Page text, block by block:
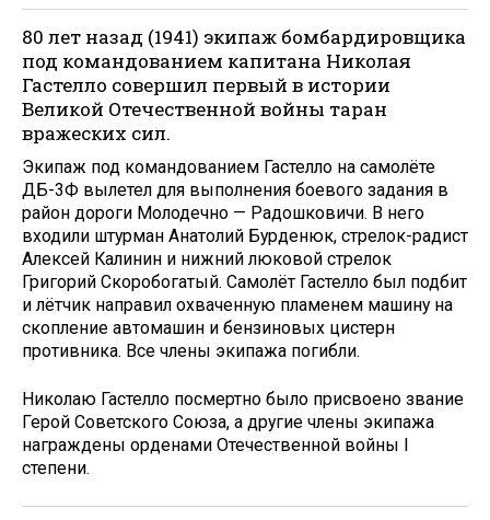
80 лет назад (1941) экипаж бомбардировщика
под командованием капитана Николая
Гастелло совершил первый в истории
Великой Отечественной войны таран
вражеских сил.
Экипаж под командованием Гастелло на самолёте
ДБ-3Ф вылетел для выполнения боевого задания в
район дороги Молодечно — Радошковичи. В него
входили штурман Анатолий Бурденюк, стрелок-радист
Алексей Калинин и нижний люковой стрелок
Григорий Скоробогатый. Самолёт Гастелло был подбит
и лётчик направил охваченную пламенем машину на
скопление автомашин и бензиновых цистерн
противника. Все члены экипажа погибли.
Николаю Гастелло посмертно было присвоено звание
Герой Советского Союза, а другие члены экипажа
награждены орденами Отечественной войны I
степени.